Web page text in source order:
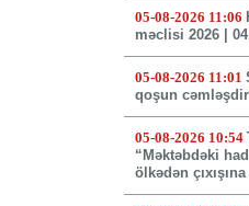
05-08-2026 11:06
məclisi 2026 |
05-08-2026 11:01
qoşun
05-08-2026 10:54
“Məktəbdəki
ölkədən